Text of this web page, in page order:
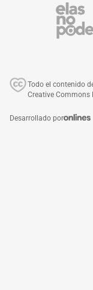
Todo el contenido
Creative Commons
Desarrollado por